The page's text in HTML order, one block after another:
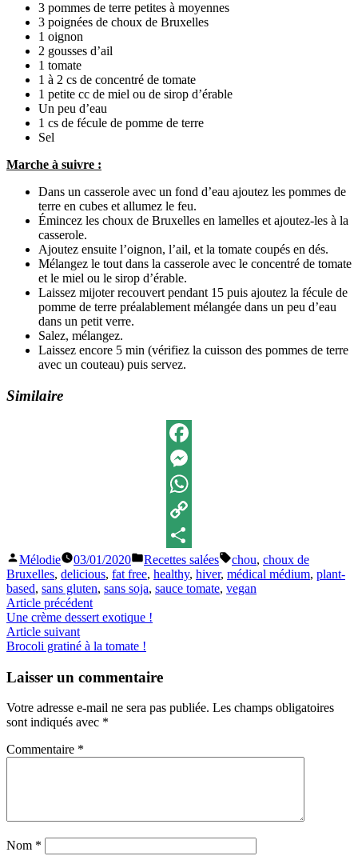
3 pommes de terre petites à moyennes
3 poignées de choux de Bruxelles
1 oignon
2 gousses d’ail
1 tomate
1 à 2 cs de concentré de tomate
1 petite cc de miel ou de sirop d’érable
Un peu d’eau
1 cs de fécule de pomme de terre
Sel
Marche à suivre :
Dans un casserole avec un fond d’eau ajoutez les pommes de
terre en cubes et allumez le feu.
Émincez les choux de Bruxelles en lamelles et ajoutez-les à la
casserole.
Ajoutez ensuite l’oignon, l’ail, et la tomate coupés en dés.
Mélangez le tout dans la casserole avec le concentré de tomate
et le miel ou le sirop d’érable.
Laissez mijoter recouvert pendant 15 puis ajoutez la fécule de
pomme de terre préalablement mélangée dans un peu d’eau
dans un petit verre.
Salez, mélangez.
Laissez encore 5 min (vérifiez la cuisson des pommes de terre
avec un couteau) puis servez.
Similaire
Facebook
Messenger
WhatsApp
Copy
Link
Partager
Publié
par
Mélodie 03/01/2020
Publié
dans
Recettes salées Étiquettes :
chou, choux de
Bruxelles, delicious, fat free, healthy, hiver, médical médium, plant-
based, sans gluten, sans soja, sauce tomate, vegan
Navigation
de
l’article
Article précédentArticle
précédent :
Une crème dessert exotique !
Article suivantArticle
suivant
Brocoli gratiné à la tomate !
Laisser un commentaire
Votre adresse e-mail ne sera pas publiée. Les champs obligatoires
sont indiqués avec *
Commentaire *
Nom *